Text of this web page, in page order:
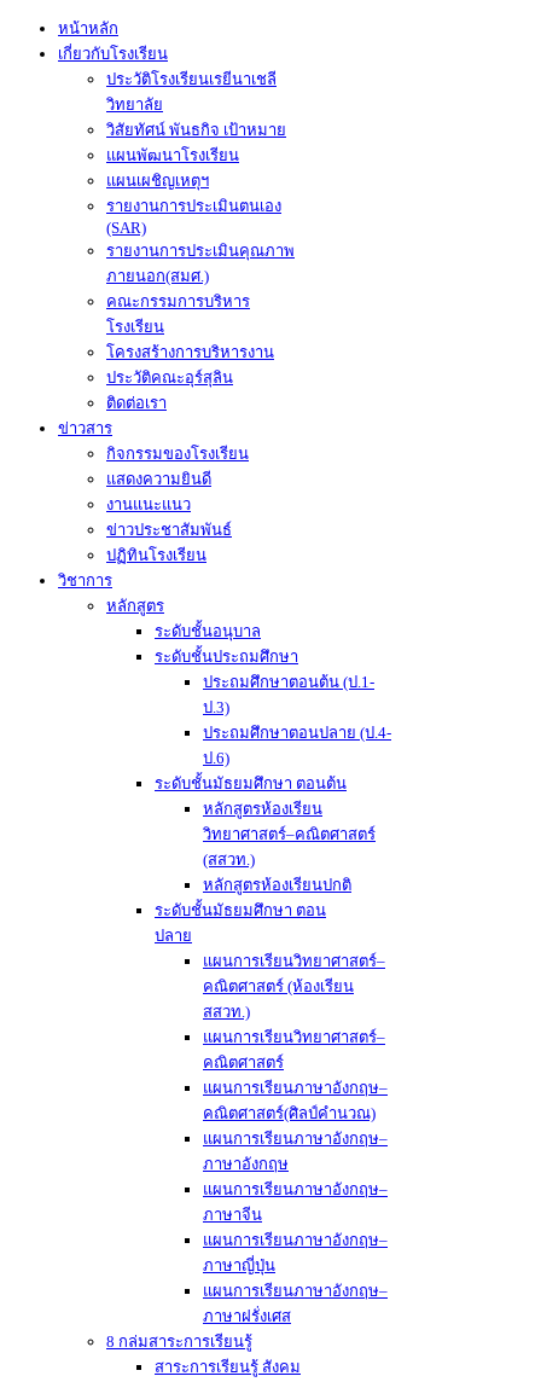
หน้าหลัก
เกี่ยวกับโรงเรียน
ประวัติโรงเรียนเรยีนาเชลี
วิทยาลัย
วิสัยทัศน์ พันธกิจ เป้าหมาย
แผนพัฒนาโรงเรียน
แผนเผชิญเหตุฯ
รายงานการประเมินตนเอง
(SAR)
รายงานการประเมินคุณภาพ
ภายนอก(สมศ.)
คณะกรรมการบริหาร
โรงเรียน
โครงสร้างการบริหารงาน
ประวัติคณะอุร์สุลิน
ติดต่อเรา
ข่าวสาร
กิจกรรมของโรงเรียน
แสดงความยินดี
งานแนะแนว
ข่าวประชาสัมพันธ์
ปฏิทินโรงเรียน
วิชาการ
หลักสูตร
ระดับชั้นอนุบาล
ระดับชั้นประถมศึกษา
ประถมศึกษาตอนต้น (ป.1-
ป.3)
ประถมศึกษาตอนปลาย (ป.4-
ป.6)
ระดับชั้นมัธยมศึกษา ตอนต้น
หลักสูตรห้องเรียน
วิทยาศาสตร์–คณิตศาสตร์
(สสวท.)
หลักสูตรห้องเรียนปกติ
ระดับชั้นมัธยมศึกษา ตอน
ปลาย
แผนการเรียนวิทยาศาสตร์–
คณิตศาสตร์ (ห้องเรียน
สสวท.)
แผนการเรียนวิทยาศาสตร์–
คณิตศาสตร์
แผนการเรียนภาษาอังกฤษ–
คณิตศาสตร์(ศิลป์คำนวณ)
แผนการเรียนภาษาอังกฤษ–
ภาษาอังกฤษ
แผนการเรียนภาษาอังกฤษ–
ภาษาจีน
แผนการเรียนภาษาอังกฤษ–
ภาษาญี่ปุ่น
แผนการเรียนภาษาอังกฤษ–
ภาษาฝรั่งเศส
8 กล่มสาระการเรียนรู้
สาระการเรียนรู้ สังคม